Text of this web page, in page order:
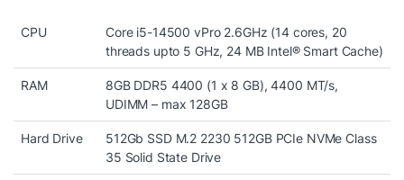
CPU
Core i5-14500 vPro 2.6GHz (14 cores, 20
threads upto 5 GHz, 24 MB Intel® Smart Cache)
RAM
8GB DDR5 4400 (1 x 8 GB), 4400 MT/s,
UDIMM – max 128GB
Hard Drive
512Gb SSD M.2 2230 512GB PCIe NVMe Class
35 Solid State Drive